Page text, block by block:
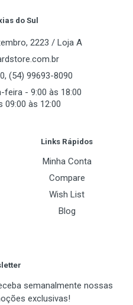
do Sul
2223 / Loja A
(54) 99693-8090
feira - 9:00 às 18:00
09:00 às 12:00
Links Rápidos
Minha Conta
Compare
Wish List
Blog
semanalmente nossas
exclusivas!